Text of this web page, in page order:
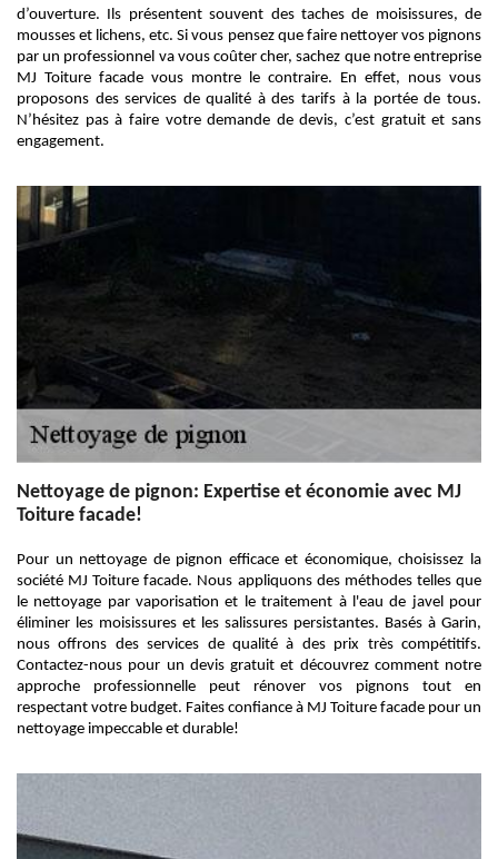
d’ouverture. Ils présentent souvent des taches de moisissures, de
mousses et lichens, etc. Si vous pensez que faire nettoyer vos pignons
par un professionnel va vous coûter cher, sachez que notre entreprise
MJ Toiture facade vous montre le contraire. En effet, nous vous
proposons des services de qualité à des tarifs à la portée de tous.
N’hésitez pas à faire votre demande de devis, c’est gratuit et sans
engagement.
Nettoyage de pignon: Expertise et économie avec MJ
Toiture facade!
Pour un nettoyage de pignon efficace et économique, choisissez la
société MJ Toiture facade. Nous appliquons des méthodes telles que
le nettoyage par vaporisation et le traitement à l'eau de javel pour
éliminer les moisissures et les salissures persistantes. Basés à Garin,
nous offrons des services de qualité à des prix très compétitifs.
Contactez-nous pour un devis gratuit et découvrez comment notre
approche professionnelle peut rénover vos pignons tout en
respectant votre budget. Faites confiance à MJ Toiture facade pour un
nettoyage impeccable et durable!